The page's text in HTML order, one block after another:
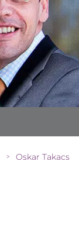
> Oskar Takacs